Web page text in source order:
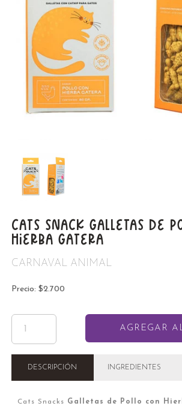
CATS SNACK GALLETAS DE
HIERBA GATERA
CARNAVAL ANIMAL
Precio: $2.700
AGREGAR
DESCRIPCIÓN INGREDIENTES
Cats Snacks Galletas de Pollo con